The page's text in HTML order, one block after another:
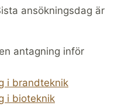
ansökningsdag är
antagning inför
i brandteknik
i bioteknik